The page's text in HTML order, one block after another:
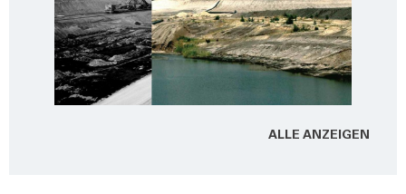
ALLE ANZEI­GEN